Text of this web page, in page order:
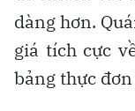
dàng hơn.
giá tích cực
bảng thực